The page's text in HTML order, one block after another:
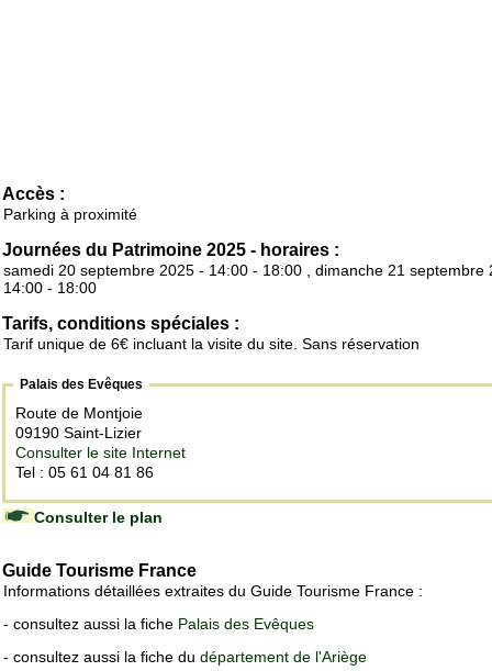
Accès :
Parking à proximité
Journées du Patrimoine 2025 - horaires :
samedi 20 septembre 2025 - 14:00 - 18:00 , dimanche 21 septembre
14:00 - 18:00
Tarifs, conditions spéciales :
Tarif unique de 6€ incluant la visite du site. Sans réservation
Palais des Evêques
Route de Montjoie
09190 Saint-Lizier
Consulter le site Internet
Tel : 05 61 04 81 86
Consulter le plan
Guide Tourisme France
Informations détaillées extraites du Guide Tourisme France :
- consultez aussi la fiche Palais des Evêques
- consultez aussi la fiche du département de l'Ariège